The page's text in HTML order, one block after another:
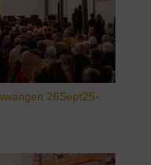
26Sept25-